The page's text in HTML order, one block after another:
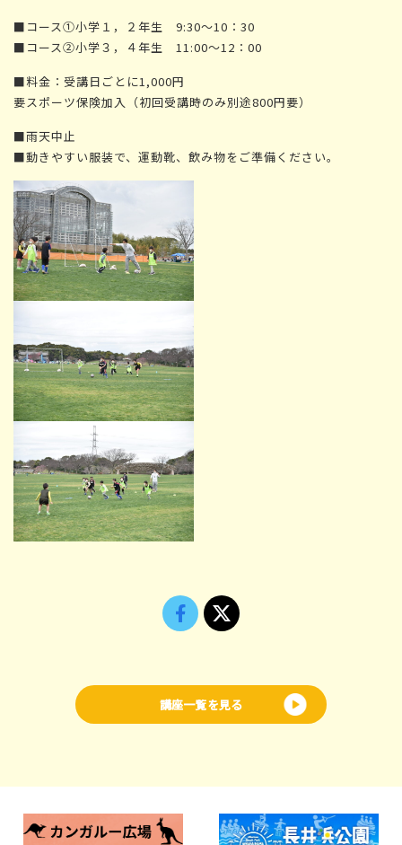
■コース①小学１，２年生 9:30～10：30
■コース②小学３，４年生 11:00～12：00
■料金：受講日ごとに1,000円
要スポーツ保険加入（初回受講時のみ別途800円要）
■雨天中止
■動きやすい服装で、運動靴、飲み物をご準備ください。
講座一覧を見る